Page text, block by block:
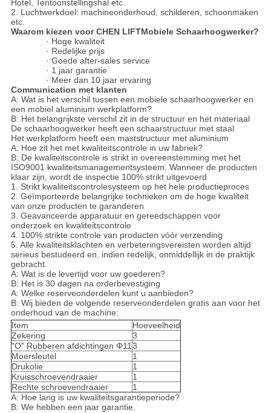
Hotel, Tentoonstellingshal etc.
2. Luchtwerkdoel: machineonderhoud, schilderen, schoonmaken
etc.
Waarom kiezen voor CHEN LIFTMobiele Schaarhoogwerker?
· Hoge kwaliteit
· Redelijke prijs
· Goede after-sales service
· 1 jaar garantie
· Meer dan 10 jaar ervaring
Communication met klanten
A: Wat is het verschil tussen een mobiele schaarhoogwerker en
een mobiel aluminium werkplatform?
B: Het belangrijkste verschil zit in de structuur en het materiaal
De schaarhoogwerker heeft een schaarstructuur met staal
Het werkplatform heeft een maststructuur met aluminium
A: Hoe zit het met kwaliteitscontrole in uw fabriek?
B: De kwaliteitscontrole is strikt in overeenstemming met het
ISO9001 kwaliteitsmanagementsysteem. Wanneer de producten
klaar zijn, wordt de inspectie 100% strikt uitgevoerd
1. Strikt kwaliteitscontrolesysteem op het hele productieproces
2. Geïmporteerde belangrijke technieken om de hoge kwaliteit
van onze producten te garanderen
3. Geavanceerde apparatuur en gereedschappen voor
onderzoek en kwaliteitscontrole
4. 100% strikte controle van producten vóór verzending
5. Alle kwaliteitsklachten en verbeteringsvereisten worden altijd
serieus bestudeerd en, indien redelijk, onmiddellijk in de praktijk
gebracht.
A: Wat is de levertijd voor uw goederen?
B: Het is 30 dagen na orderbevestiging
A: Welke reserveonderdelen kunt u aanbieden?
B: Wij bieden de volgende reserveonderdelen gratis aan voor het
onderhoud van de machine:
Item
Hoeveelheid
Zekering
3
"O" Rubberen afdichtingen Φ113
Moersleutel
1
Drukolie
1
Kruisschroevendraaier
1
Rechte schroevendraaier
1
A: Hoe lang is uw kwaliteitsgarantieperiode?
B: We hebben een jaar garantie.